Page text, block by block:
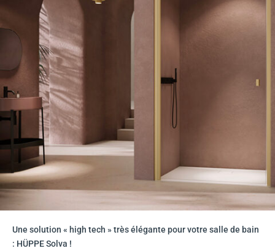
Une solution « high tech » très élégante pour votre salle de bain
: HÜPPE Solva !